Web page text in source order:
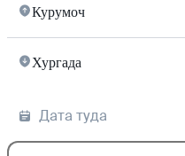
Курумоч
Хургада
Дата туда